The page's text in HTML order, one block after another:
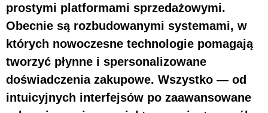
prostymi platformami sprzedażowymi.
Obecnie są rozbudowanymi systemami, w
których nowoczesne technologie pomagają
tworzyć płynne i spersonalizowane
doświadczenia zakupowe. Wszystko — od
intuicyjnych interfejsów po zaawansowane